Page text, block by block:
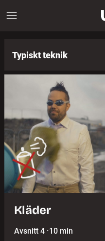
Typiskt teknik
Kläder
Avsnitt 4 ·10 min